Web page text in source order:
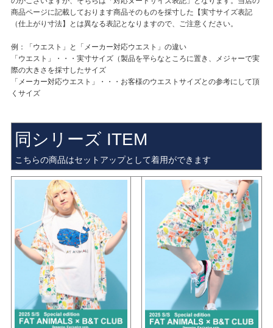
商品ページに記載しております商品そのものを採寸した【実寸サイズ表記
（仕上がり寸法】とは異なる表記となりますので、ご注意ください。
例：「ウエスト」と「メーカー対応ウエスト」の違い
「ウエスト」・・・実寸サイズ（製品を平らなところに置き、メジャーで実
際の大きさを採寸したサイズ
「メーカー対応ウエスト」・・・お客様のウエストサイズとの参考にして頂
くサイズ
同シリーズ ITEM
こちらの商品はセットアップとして着用ができます